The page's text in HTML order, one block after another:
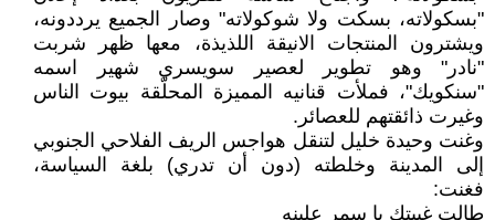
"بسكولاته، بسكت ولا شوكولاته" وصار الجميع يرددونه،
ويشترون المنتجات الانيقة اللذيذة، معها ظهر شربت
"نادر" وهو تطوير لعصير سويسري شهير اسمه
"سنكويك"، فملأت قنانيه المميزة المحلّقة بيوت الناس
وغيرت ذائقتهم للعصائر.
وغنت وحيدة خليل لتنقل هواجس الريف الفلاحي الجنوبي
إلى المدينة وخلطته (دون أن تدري) بلغة السياسة،
فغنت:
طالت غيبتك يا سمر علينه